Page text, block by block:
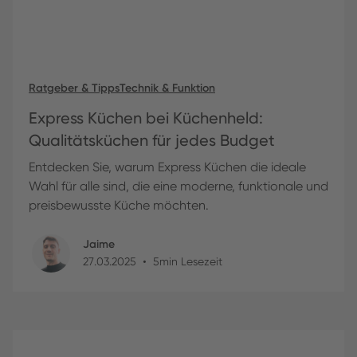
Ratgeber & TippsTechnik & Funktion
Express Küchen bei Küchenheld:
Qualitätsküchen für jedes Budget
Entdecken Sie, warum Express Küchen die ideale
Wahl für alle sind, die eine moderne, funktionale und
preisbewusste Küche möchten.
Jaime
27.03.2025 • 5min Lesezeit